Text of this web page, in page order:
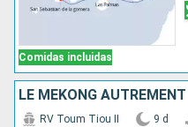
Comidas incluidas
RV Toum Tiou II 9 d